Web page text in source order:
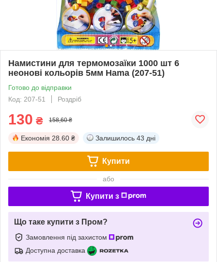
Намистини для термомозаїки 1000 шт 6
неонові кольорів 5мм Hama (207-51)
Готово до відправки
Код: 207-51
Роздріб
130 ₴ 158,60 ₴
Економія 28.60 ₴ Залишилось 43 дні
Купити
або
Купити з
Що таке купити з Пром?
Замовлення під захистом
Доступна доставка